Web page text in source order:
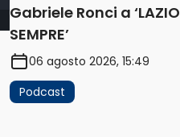
Gabriele Ronci a ‘LAZIO
SEMPRE’
06 agosto 2026, 15:49
Podcast